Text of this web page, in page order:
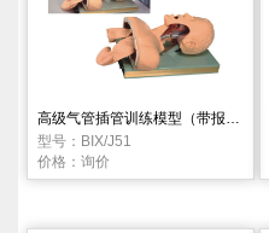
高级气管插管训练模型（带报警）
型号：BIX/J51
价格：询价